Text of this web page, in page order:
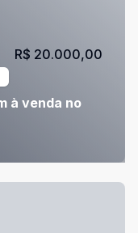
à venda no
R$ 20.000,00